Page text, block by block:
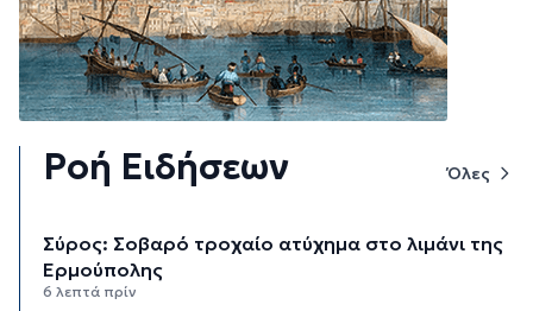
Ροή Ειδήσεων Όλες
Σύρος: Σοβαρό τροχαίο ατύχημα στο λιμάνι της
Ερμούπολης
6 λεπτά πρίν